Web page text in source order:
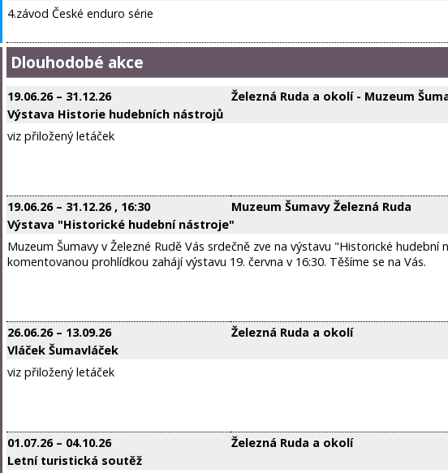
4.závod České enduro série
Dlouhodobé akce
19.06.26– 31.12.26
Železná Ruda a okolí - Muzeum
Výstava Historie hudebních nástrojů
viz přiložený letáček
19.06.26– 31.12.26, 16:30
Muzeum Šumavy Železná Ruda
Výstava "Historické hudební nástroje"
Muzeum Šumavy v Železné Rudě Vás srdečně zve na výstavu "Historické hudební
komentovanou prohlídkou zahájí výstavu 19. června v 16:30. Těšíme se na Vás.
26.06.26– 13.09.26
Železná Ruda a okolí
Vláček Šumavláček
viz přiložený letáček
01.07.26– 04.10.26
Železná Ruda a okolí
Letní turistická soutěž